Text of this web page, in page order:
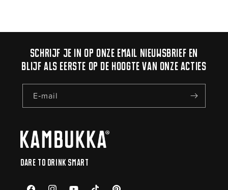
Schrijf je in op onze email nieuwsbrief en
blijf als eerste op de hoogte van onze acties
E‑mail
Dare to drink smart